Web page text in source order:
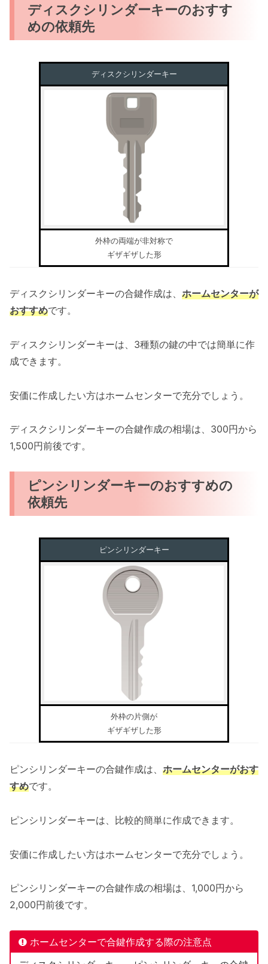
ディスクシリンダーキーのおすす
めの依頼先
ディスクシリンダーキー
外枠の両端が非対称で
ギザギザした形
ディスクシリンダーキーの合鍵作成は、 ホームセンターが
おすすめです。
ディスクシリンダーキーは、3種類の鍵の中では簡単に作
成できます。
安価に作成したい方はホームセンターで充分でしょう。
ディスクシリンダーキーの合鍵作成の相場は、300円から
1,500円前後です。
ピンシリンダーキーのおすすめの
依頼先
ピンシリンダーキー
外枠の片側が
ギザギザした形
ピンシリンダーキーの合鍵作成は、 ホームセンターがおす
すめです。
ピンシリンダーキーは、比較的簡単に作成できます。
安価に作成したい方はホームセンターで充分でしょう。
ピンシリンダーキーの合鍵作成の相場は、1,000円から
2,000円前後です。
ホームセンターで合鍵作成する際の注意点